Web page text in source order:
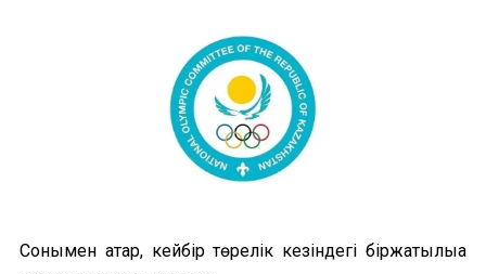
Сонымен қатар, кейбір төрелік кезіндегі біржақтылыққа